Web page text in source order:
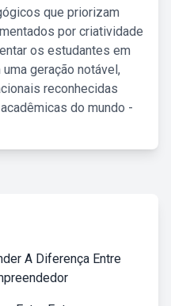
que priorizam
por criatividade
os estudantes em
geração notável,
reconhecidas
do mundo -
A Diferença Entre